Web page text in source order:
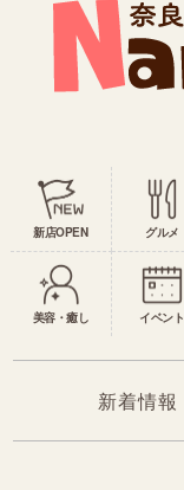
新店OPEN グルメ
美容・癒し イベント
新着情報